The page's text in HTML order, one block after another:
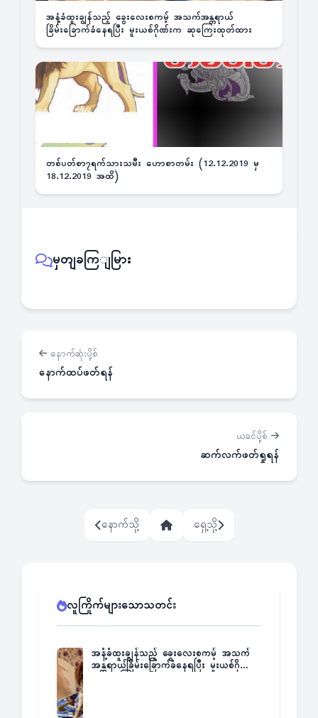
အနံ့ခံထူးချွန်သည့် ခွေးလေးစကမ့် အသက်အန္တရာယ်
ခြိမ်းခြောက်ခံနေရပြီး မူးယစ်ဂိုဏ်းက ဆုကြေးထုတ်ထား
တစ်ပတ်စာ၇ရက်သားသမီး ဟောစာတမ်း (12.12.2019 မှ
18.12.2019 အထိ)
မှတျခကြျမြား
နောက်ဆုံးပို့စ်
နောက်ထပ်ဖတ်ရန်
ယခင်ပို့စ်
ဆက်လက်ဖတ်ရှုရန်
နောက်သို့ ရှေ့သို့
လူကြိုက်များသောသတင်း
အနံ့ခံထူးချွန်သည့် ခွေးလေးစကမ့် အသက်
အန္တရာယ်ခြိမ်းခြောက်ခံနေရပြီး မူးယစ်ဂိုဏ်း